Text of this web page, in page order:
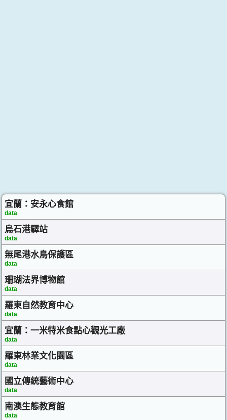
宜蘭：安永心食館
data
烏石港驛站
data
無尾港水鳥保護區
data
珊瑚法界博物館
data
羅東自然教育中心
data
宜蘭：一米特米食點心觀光工廠
data
羅東林業文化園區
data
國立傳統藝術中心
data
南澳生態教育館
data